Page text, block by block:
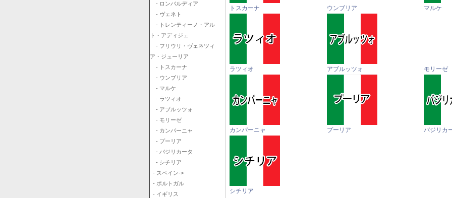
- ロンバルディア
- ヴェネト
- トレンティーノ・アル
ト・アディジェ
- フリウリ・ヴェネツィ
ア・ジューリア
- トスカーナ
- ウンブリア
- マルケ
- ラツィオ
- アブルッツォ
- モリーゼ
- カンパーニャ
- プーリア
- バジリカータ
- シチリア
- スペイン->
- ポルトガル
- イギリス
トスカーナ ウンブリア マルケ
ラツィオ アブルッツォ モリーゼ
カンパーニャ プーリア バジリカ
シチリア